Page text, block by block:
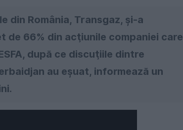
România, Transgaz, şi-a
de 66% din acţiunile companiei care
după ce discuţiile dintre
au eşuat, informează un